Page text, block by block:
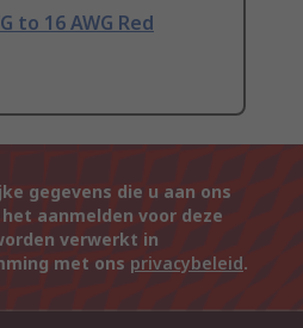
to 16 AWG Red
gegevens die u aan ons
aanmelden voor deze
verwerkt in
met ons privacybeleid.